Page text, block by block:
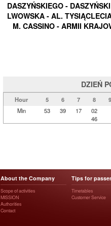
DASZYŃSKIEGO -
LWOWSKA - AL.
M. CASSINO - ARMII
DZIEŃ
Hour 5 6 7 8
9
Min
53 39 17
02
46
About the Company
Scope of activities
MISSION
Authorities
Contact
Tips for
Timetables
Customer Service